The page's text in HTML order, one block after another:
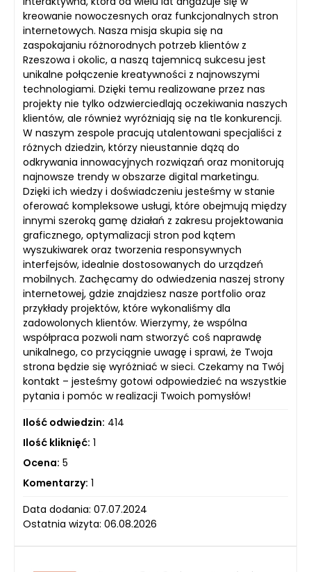
kreowanie nowoczesnych oraz funkcjonalnych stron
internetowych. Nasza misja skupia się na
zaspokajaniu różnorodnych potrzeb klientów z
Rzeszowa i okolic, a naszą tajemnicą sukcesu jest
unikalne połączenie kreatywności z najnowszymi
technologiami. Dzięki temu realizowane przez nas
projekty nie tylko odzwierciedlają oczekiwania naszych
klientów, ale również wyróżniają się na tle konkurencji.
W naszym zespole pracują utalentowani specjaliści z
różnych dziedzin, którzy nieustannie dążą do
odkrywania innowacyjnych rozwiązań oraz monitorują
najnowsze trendy w obszarze digital marketingu.
Dzięki ich wiedzy i doświadczeniu jesteśmy w stanie
oferować kompleksowe usługi, które obejmują między
innymi szeroką gamę działań z zakresu projektowania
graficznego, optymalizacji stron pod kątem
wyszukiwarek oraz tworzenia responsywnych
interfejsów, idealnie dostosowanych do urządzeń
mobilnych. Zachęcamy do odwiedzenia naszej strony
internetowej, gdzie znajdziesz nasze portfolio oraz
przykłady projektów, które wykonaliśmy dla
zadowolonych klientów. Wierzymy, że wspólna
współpraca pozwoli nam stworzyć coś naprawdę
unikalnego, co przyciągnie uwagę i sprawi, że Twoja
strona będzie się wyróżniać w sieci. Czekamy na Twój
kontakt – jesteśmy gotowi odpowiedzieć na wszystkie
pytania i pomóc w realizacji Twoich pomysłów!
Ilość odwiedzin: 414
Ilość kliknięć: 1
Ocena: 5
Komentarzy: 1
Data dodania: 07.07.2024
Ostatnia wizyta: 06.08.2026